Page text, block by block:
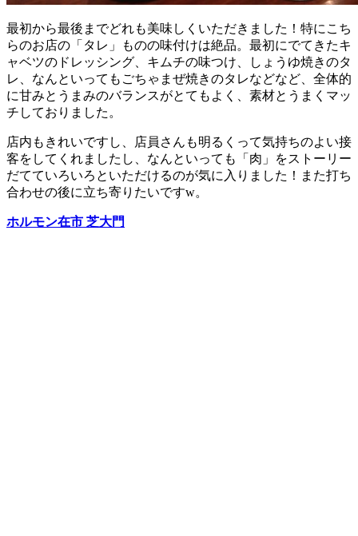
最初から最後までどれも美味しくいただきました！特にこち
らのお店の「タレ」ものの味付けは絶品。最初にでてきたキ
ャベツのドレッシング、キムチの味つけ、しょうゆ焼きのタ
レ、なんといってもごちゃまぜ焼きのタレなどなど、全体的
に甘みとうまみのバランスがとてもよく、素材とうまくマッ
チしておりました。
店内もきれいですし、店員さんも明るくって気持ちのよい接
客をしてくれましたし、なんといっても「肉」をストーリー
だてていろいろといただけるのが気に入りました！また打ち
合わせの後に立ち寄りたいですw。
ホルモン在市 芝大門